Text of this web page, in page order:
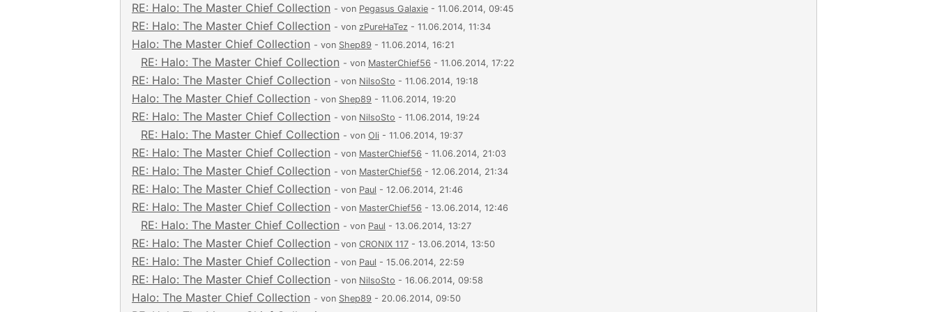
RE: Halo: The Master Chief Collection - von Pegasus Galaxie - 11.06.2014, 09:45
RE: Halo: The Master Chief Collection - von zPureHaTez - 11.06.2014, 11:34
Halo: The Master Chief Collection - von Shep89 - 11.06.2014, 16:21
RE: Halo: The Master Chief Collection - von MasterChief56 - 11.06.2014, 17:22
RE: Halo: The Master Chief Collection - von NilsoSto - 11.06.2014, 19:18
Halo: The Master Chief Collection - von Shep89 - 11.06.2014, 19:20
RE: Halo: The Master Chief Collection - von NilsoSto - 11.06.2014, 19:24
RE: Halo: The Master Chief Collection - von Oli - 11.06.2014, 19:37
RE: Halo: The Master Chief Collection - von MasterChief56 - 11.06.2014, 21:03
RE: Halo: The Master Chief Collection - von MasterChief56 - 12.06.2014, 21:34
RE: Halo: The Master Chief Collection - von Paul - 12.06.2014, 21:46
RE: Halo: The Master Chief Collection - von MasterChief56 - 13.06.2014, 12:46
RE: Halo: The Master Chief Collection - von Paul - 13.06.2014, 13:27
RE: Halo: The Master Chief Collection - von CRONIX 117 - 13.06.2014, 13:50
RE: Halo: The Master Chief Collection - von Paul - 15.06.2014, 22:59
RE: Halo: The Master Chief Collection - von NilsoSto - 16.06.2014, 09:58
Halo: The Master Chief Collection - von Shep89 - 20.06.2014, 09:50